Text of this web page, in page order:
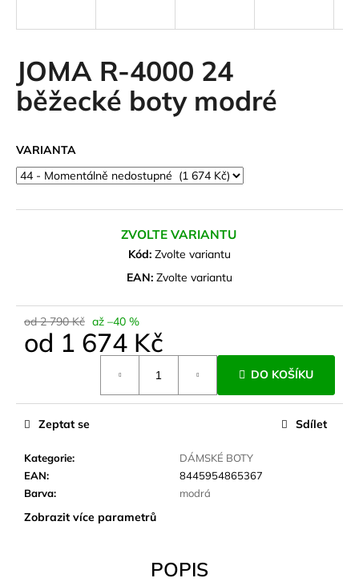
JOMA R-4000 24
běžecké boty modré
VARIANTA
ZVOLTE VARIANTU
Kód: Zvolte variantu
EAN: Zvolte variantu
od 2 790 Kč až –40 %
od 1 674 Kč
DO KOŠÍKU
Kategorie:
DÁMSKÉ BOTY
EAN:
8445954865367
Barva: modrá
Zobrazit více parametrů
Zeptat se Sdílet
POPIS
í
t
?
HLEDAT
o
u
m
CARNOSPORT
GEL
100